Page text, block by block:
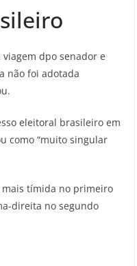
dpo senador e
não foi adotada
eleitoral brasileiro em
como “muito singular
mais tímida no primeiro
direita no segundo